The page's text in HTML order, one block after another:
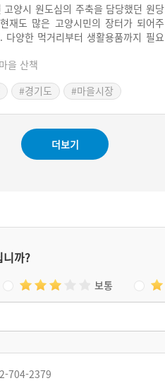
고양시 원도심의 주축을 담당했던 원당
재도 많은 고양시민의 장터가 되어주
다양한 먹거리부터 생활용품까지 필요
모여 수다를 떠는 쉼터가 되기도 한다.
심지인 원당시장의 역할이 기대된다.
을 산책
#경기도 #마을시장
더보기
니까?
보통
704-2379